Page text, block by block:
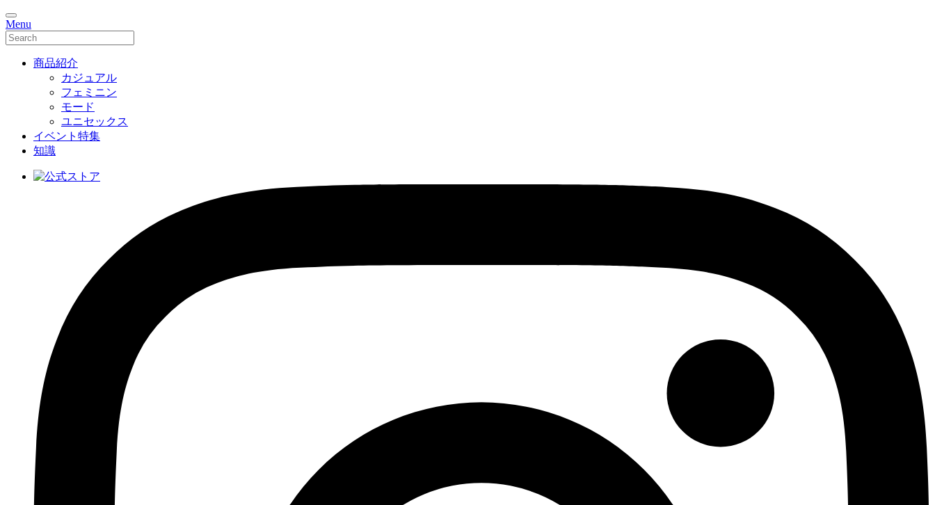
Menu
商品紹介
カジュアル
フェミニン
モード
ユニセックス
イベント特集
知識